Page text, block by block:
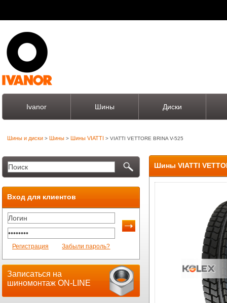
Ivanor Шины Диски
Шины и диски > Шины > Шины VIATTI > VIATTI VETTORE BRINA V-525
Вход для клиентов
Регистрация Забыли пароль?
Записаться на
шиномонтаж ON-LINE
Шины VIATTI